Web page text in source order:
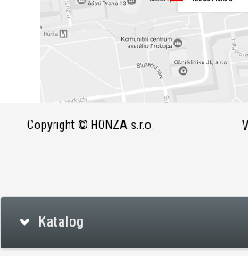
Copyright © HONZA s.r.o.
Katalog